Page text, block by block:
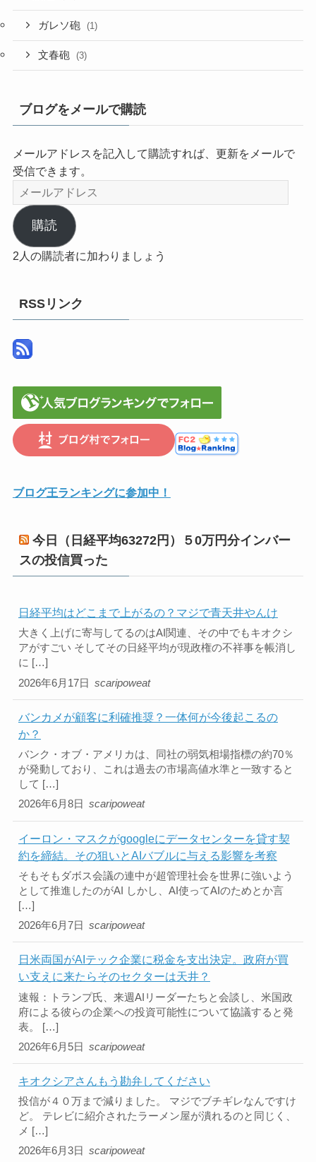
ガレソ砲 (1)
文春砲 (3)
ブログをメールで購読
メールアドレスを記入して購読すれば、更新をメールで
受信できます。
メ
ー
ル
ア
ド
購読
2人の購読者に加わりましょう
RSSリンク
ブログ王ランキングに参加中！
今日（日経平均63272円）５0万円分インバー
スの投信買った
日経平均はどこまで上がるの？マジで青天井やんけ
2026年6月17日
大きく上げに寄与してるのはAI関連、その中でもキオクシ
アがすごい そしてその日経平均が現政権の不祥事を帳消し
に […]
scaripoweat
バンカメが顧客に利確推奨？一体何が今後起こるの
か？
2026年6月8日
バンク・オブ・アメリカは、同社の弱気相場指標の約70％
が発動しており、これは過去の市場高値水準と一致すると
して […]
scaripoweat
イーロン・マスクがgoogleにデータセンターを貸す契
約を締結。その狙いとAIバブルに与える影響を考察
2026年6月7日
そもそもダボス会議の連中が超管理社会を世界に強いよう
として推進したのがAI しかし、AI使ってAIのためとか言
[…]
scaripoweat
日米両国がAIテック企業に税金を支出決定。政府が買
い支えに来たらそのセクターは天井？
2026年6月5日
速報：トランプ氏、来週AIリーダーたちと会談し、米国政
府による彼らの企業への投資可能性について協議すると発
表。 […]
scaripoweat
キオクシアさんもう勘弁してください
2026年6月3日
投信が４０万まで減りました。 マジでブチギレなんですけ
ど。 テレビに紹介されたラーメン屋が潰れるのと同じく、
メ […]
scaripoweat